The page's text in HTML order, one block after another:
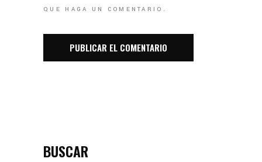
QUE HAGA UN COMENTARIO.
BUSCAR